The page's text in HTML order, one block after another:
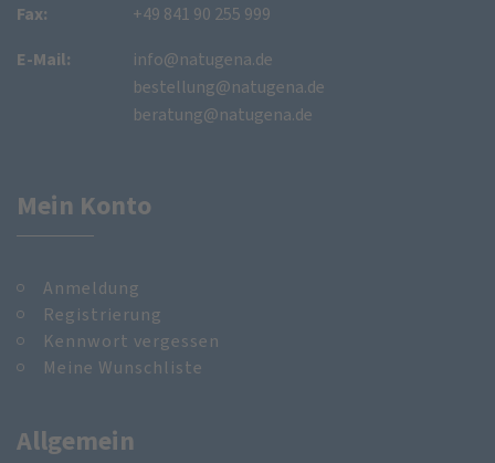
Fax:
+49 841 90 255 999
E-Mail:
info@natugena.de
bestellung@natugena.de
beratung@natugena.de
Mein Konto
Anmeldung
Registrierung
Kennwort vergessen
Meine Wunschliste
Allgemein